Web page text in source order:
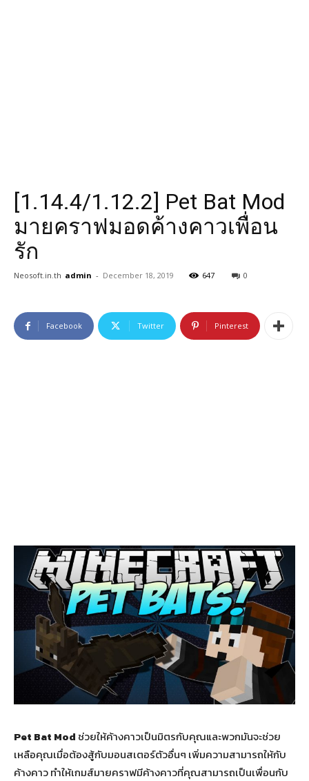
[1.14.4/1.12.2] Pet Bat Mod
มายคราฟมอดค้างคาวเพื่อน
รัก
Neosoft.in.th admin - December 18, 2019 647 0
Facebook Twitter Pinterest
Pet Bat Modช่วยให้ค้างคาวเป็นมิตรกับคุณและพวกมันจะช่วย
เหลือคุณเมื่อต้องสู้กับมอนสเตอร์ตัวอื่นๆ เพิ่มความสามารถให้กับ
ค้างคาว ทำให้เกมส์มายคราฟมีค้างคาวที่คุณสามารถเป็นเพื่อนกับ